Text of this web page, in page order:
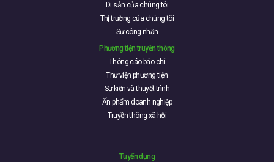
Di sản của chúng tôi
Thị trường của chúng tôi
Sự công nhận
Phương tiện truyền thông
Thông cáo báo chí
Thư viện phương tiện
Sự kiện và thuyết trình
Ấn phẩm doanh nghiệp
Truyền thông xã hội
Tuyển dụng